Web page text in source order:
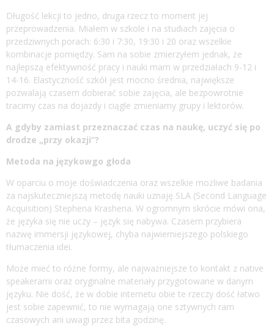
Długość lekcji to jedno, druga rzecz to moment jej
przeprowadzenia. Miałem w szkole i na studiach zajęcia o
przedziwnych porach: 6:30 i 7:30, 19:30 i 20 oraz wszelkie
kombinacje pomiędzy. Sam na sobie zmierzyłem jednak, że
najlepszą efektywność pracy i nauki mam w przedziałach 9-12 i
14-16. Elastyczność szkół jest mocno średnia, największe
pozwalają czasem dobierać sobie zajęcia, ale bezpowrotnie
tracimy czas na dojazdy i ciągle zmieniamy grupy i lektorów.
A gdyby zamiast przeznaczać czas na naukę, uczyć się po
drodze „przy okazji”?
Metoda na językowgo głoda
W oparciu o moje doświadczenia oraz wszelkie możliwe badania
za najskuteczniejszą metodę nauki uznaję SLA (Second Language
Acquisition) Stephena Krashena. W ogromnym skrócie mówi ona,
że języka się nie uczy – język się nabywa. Czasem przybiera
nazwę immersji językowej, chyba najwierniejszego polskiego
tłumaczenia idei.
Może mieć to różne formy, ale najważniejsze to kontakt z native
speakerami oraz oryginalne materiały przygotowane w danym
języku. Nie dość, że w dobie internetu obie te rzeczy dość łatwo
jest sobie zapewnić, to nie wymagają one sztywnych ram
czasowych ani uwagi przez bita godzinę.